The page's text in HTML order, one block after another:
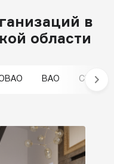
в
области
ВАО СВАО